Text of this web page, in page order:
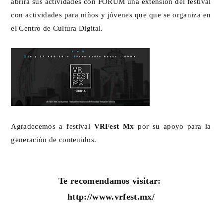
con actividades para niños y jóvenes que que se organiza en
el Centro de Cultura Digital.
Agradecemos a festival VRFest Mx por su apoyo para la
generación de contenidos.
Te recomendamos visitar:
http://www.vrfest.mx/